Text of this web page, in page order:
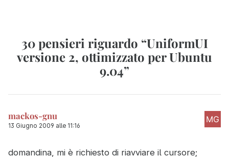
30 pensieri riguardo “UniformUI
versione 2, ottimizzato per Ubuntu
9.04”
mackos-gnu
13 Giugno 2009 alle 11:16
domandina, mi è richiesto di riavviare il cursore;